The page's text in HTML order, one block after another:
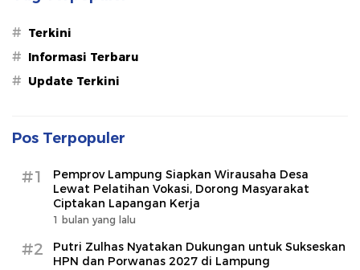
# Terkini
# Informasi Terbaru
# Update Terkini
Pos Terpopuler
#1
Pemprov Lampung Siapkan Wirausaha Desa
Lewat Pelatihan Vokasi, Dorong Masyarakat
Ciptakan Lapangan Kerja
1 bulan yang lalu
#2
Putri Zulhas Nyatakan Dukungan untuk Sukseskan
HPN dan Porwanas 2027 di Lampung